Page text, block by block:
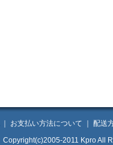
お支払い方法について 配送
Copyright(c)2005-2011 Kpro All